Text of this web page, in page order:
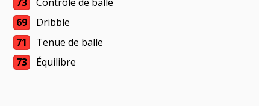
69
Dribble
71
Tenue de balle
73
Équilibre